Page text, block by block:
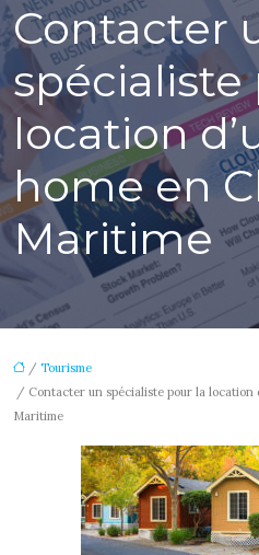
Contacter
spécialiste
location
home en
Maritime
/ Tourisme
/ Contacter un spécialiste pour la location
Maritime